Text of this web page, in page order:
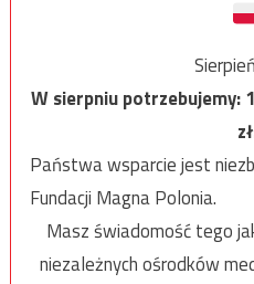
W sierpniu potrzebujemy:
Państwa wsparcie jest
Fundacji Magna Polonia.
Masz świadomość tego
niezależnych ośrodków